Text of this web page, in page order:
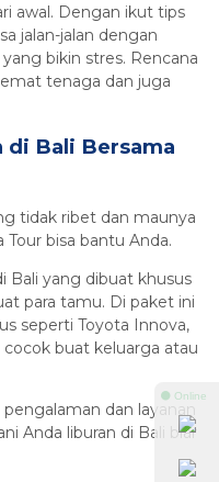
awal. Dengan ikut tips
jalan-jalan dengan
bikin stres. Rencana
tenaga dan juga
di Bali Bersama
tidak ribet dan maunya
bisa bantu Anda.
Bali yang dibuat khusus
para tamu. Di paket ini
seperti Toyota Innova,
buat keluarga atau
dan layanan
Anda liburan di Bali biar
⚫ Online